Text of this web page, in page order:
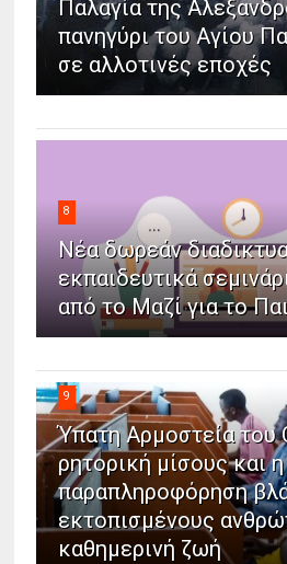
Παλαγία της
πανηγύρι του Αγίου
σε αλλοτινές εποχές
8
Νέα δωρεάν
εκπαιδευτικά
από το Μαζί για το
9
Ύπατη Αρμοστεία
ρητορική μίσους και η
παραπληροφόρηση
εκτοπισμένους
καθημερινή ζωή